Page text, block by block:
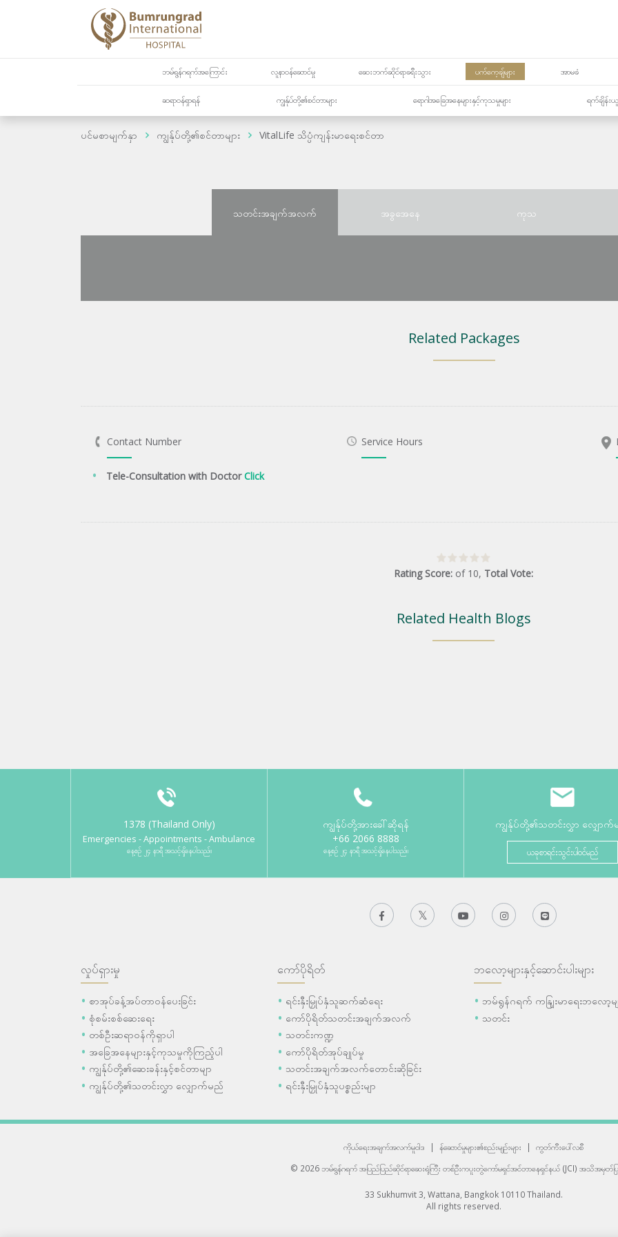
ဘမ်ရွန်ဂရက်အကြောင်း လူနာဝန်ဆောင်မှု ဆေးဘက်ဆိုင်ရာခရီးသွား ပက်ကေ့ချ်များ အာမခံ
ဆရာဝန်ရှာရန် ကျွန်ုပ်တို့၏စင်တာများ ရောဂါအခြေအနေများနှင့်ကုသမှုများ ရက်ချိန်း
ပင်မစာမျက်နှာ ကျွန်ုပ်တို့၏စင်တာများ VitalLife သိပ္ပံကျန်းမာရေးစင်တာ
သတင်းအချက်အလက် အခွအေနေ ကုသ
Related Packages
Contact Number
Tele-Consultation with DoctorClick
Service Hours
Rating Score: of 10, Total Vote:
Related Health Blogs
1378 (Thailand Only)
Emergencies - Appointments - Ambulance
နေ့စဉ် ၂၄ နာရီ အသင့်ရှိနေပါသည်။
ကျွန်ုပ်တို့အားခေါ်ဆိုရန်
+66 2066 8888
နေ့စဉ် ၂၄ နာရီ အသင့်ရှိနေပါသည်။
ကျွန်ုပ်တို့၏သတင်းလွှာ လျှောက်
ယခုစာရင်းသွင်းပါဝင်မည်
လှုပ်ရှားမှု
စာအုပ်ခန့်အပ်တာဝန်ပေးခြင်း
စုံစမ်းစစ်ဆေးရေး
တစ်ဦးဆရာဝန်ကိုရှာပါ
အခြေအနေများနှင့်ကုသမှုကိုကြည့်ပါ
ကျွန်ုပ်တို့၏ဆေးခန်းနှင့်စင်တာမျာ
ကျွန်ုပ်တို့၏သတင်းလွှာ လျှောက်မည်
ကော်ပိုရိတ်
ရင်းနှီးမြှုပ်နှံသူဆက်ဆံရေး
ကော်ပိုရိတ်သတင်းအချက်အလက်
သတင်းကဏ္ဍ
ကော်ပိုရိတ်အုပ်ချုပ်မှု
သတင်းအချက်အလက်တောင်းဆိုခြင်း
ရင်းနှီးမြှုပ်နှံသူပစ္စည်းမျာ
ဘလော့များနှင့်ဆောင်းပါးများ
ဘမ်ရွန်ဂရက် ကနျြးမာရေးဘလော့မျ
သတင်း
ကိုယ်ရေးအချက်အလက်မူဝါဒ | န်ဆောင်မှုများ၏စည်းမျဉ်းများ |
ကွတ်ကီးပေါ်လစီ
© 2026 ဘမ်ရွန်ဂရက် အပြည်ပြည်ဆိုင်ရာဆေးရုံကြီး တစ်ဦးကပူးတွဲကော်မရှင်အင်တာနေရှင်နယ် (JCI) အသိအမှတ်ပ
33 Sukhumvit 3, Wattana, Bangkok 10110 Thailand.
All rights reserved.